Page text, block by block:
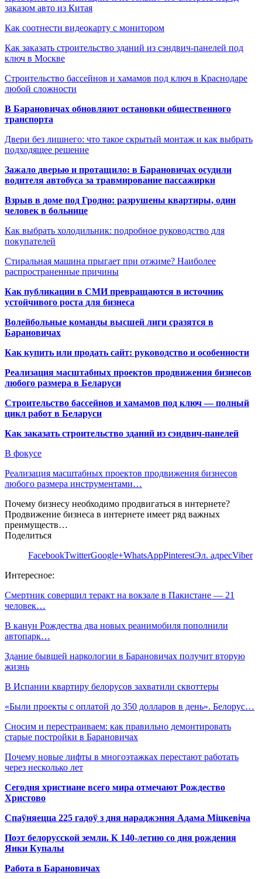
заказом авто из Китая
Как соотнести видеокарту с монитором
Как заказать строительство зданий из сэндвич-панелей под
ключ в Москве
Строительство бассейнов и хамамов под ключ в Краснодаре
любой сложности
В Барановичах обновляют остановки общественного
транспорта
Двери без лишнего: что такое скрытый монтаж и как выбрать
подходящее решение
Зажало дверью и протащило: в Барановичах осудили
водителя автобуса за травмирование пассажирки
Взрыв в доме под Гродно: разрушены квартиры, один
человек в больнице
Как выбрать холодильник: подробное руководство для
покупателей
Стиральная машина прыгает при отжиме? Наиболее
распространенные причины
Как публикации в СМИ превращаются в источник
устойчивого роста для бизнеса
Волейбольные команды высшей лиги сразятся в
Барановичах
Как купить или продать сайт: руководство и особенности
Реализация масштабных проектов продвижения бизнесов
любого размера в Беларуси
Строительство бассейнов и хамамов под ключ — полный
цикл работ в Беларуси
Как заказать строительство зданий из сэндвич-панелей
В фокусе
Реализация масштабных проектов продвижения бизнесов
любого размера инструментами…
Почему бизнесу необходимо продвигаться в интернете?
Продвижение бизнеса в интернете имеет ряд важных
преимуществ…
Поделиться
FacebookTwitterGoogle+WhatsAppPinterestЭл. адресViber
Интересное:
Смертник совершил теракт на вокзале в Пакистане — 21
человек…
В канун Рождества два новых реанимобиля пополнили
автопарк…
Здание бывшей наркологии в Барановичах получит вторую
жизнь
В Испании квартиру белорусов захватили сквоттеры
«Были проекты с оплатой до 350 долларов в день». Белорус…
Сносим и перестраиваем: как правильно демонтировать
старые постройки в Барановичах
Почему новые лифты в многоэтажках перестают работать
через несколько лет
Сегодня христиане всего мира отмечают Рождество
Христово
Спаўняецца 225 гадоў з дня нараджэння Адама Міцкевіча
Поэт белорусской земли. К 140-летию со дня рождения
Янки Купалы
Работа в Барановичах